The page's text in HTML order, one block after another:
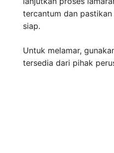
tercantum dan
siap.
Untuk melamar,
tersedia dari pihak